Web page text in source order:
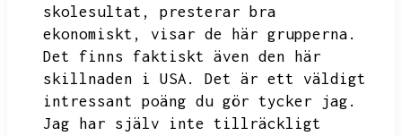
skolesultat,
presterar bra
ekonomiskt,
visar de här grupperna.
Det finns faktiskt även den här
skillnaden i USA.
Det är ett väldigt
intressant poäng du gör tycker jag.
Jag har själv inte tillräckligt